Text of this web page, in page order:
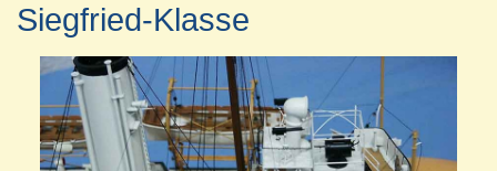
Siegfried-Klasse